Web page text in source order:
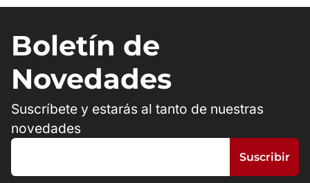
Boletín de
Novedades
Suscríbete y estarás al tanto de nuestras
novedades